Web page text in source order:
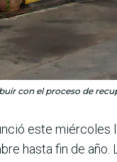
con el proceso de
este
hasta fin de